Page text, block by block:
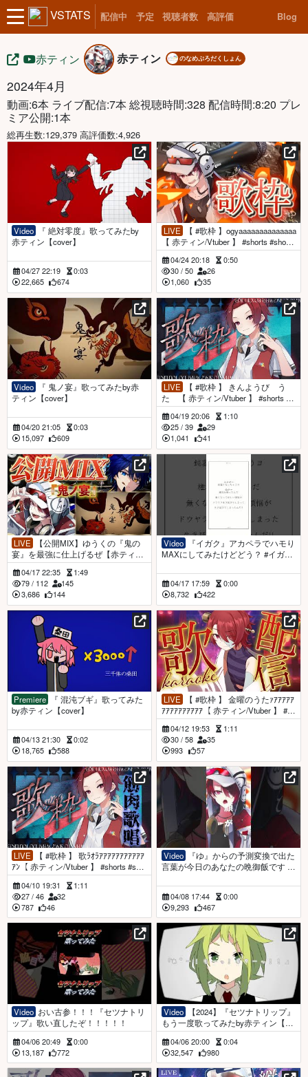
VSTATS 配信中 予定 視聴者数 高評価 Blog
赤ティン 赤ティン のなめぷろだくしょん
2024年4月
動画:6本 ライブ配信:7本 総視聴時間:328 配信時間:8:20 プレ
ミア公開:1本
総再生数:129,379 高評価数:4,926
Video
赤ティン【cover】
04/27 22:19
0:03
22,665
674
LIVE
【 赤ティン/Vtuber 】 #shorts #short
#vtuber
04/24 20:18
0:50
30 /50
26
1,060
35
Video
ティン【cover】
04/20 21:05
0:03
15,097
609
LIVE
た 【 赤ティン/Vtuber 】 #shorts #s
hort #vtuber
04/19 20:06
1:10
25 /39
29
1,041
41
LIVE
宴』を最強に仕上げるぜ【赤ティン/
Vtuver】#shorts #縦型配信 #Vtuber
04/17 22:35
1:49
79/ 112
145
3,686
144
Video
MAXにしてみたけどどう？ #イガク
04/17 17:59
0:00
8,732
422
Premiere『 混沌ブギ』歌ってみた
by赤ティン【cover】
04/13 21:30
0:02
18,765
588
LIVE
ｱｱｱｱｱｱｱｱｱｱ【 赤ティン/Vtuber 】 #sh
orts #short #vtuber
04/12 19:53
1:11
30 /58
35
993
57
LIVE
ｱﾝ【 赤ティン/Vtuber 】 #shorts #sho
rt #vtuber
04/10 19:31
1:11
27/ 46
32
787
46
Video
言葉が今日のあなたの晩御飯です #
04/08 17:44
0:00
9,293
467
Video
ップ』歌い直したぞ！！！！！
04/06 20:49
0:00
13,187
772
Video
もう一度歌ってみたby赤ティン【co
ver】
04/06 20:00
0:04
32,547
980